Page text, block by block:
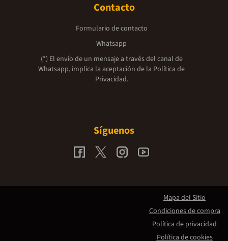
Contacto
Formulario de contacto
Whatsapp
(*) El envío de un mensaje a través del canal de
Whatsapp, implica la aceptación de la Política de
Privacidad.
Síguenos
Mapa del Sitio
Condiciones de compra
Política de privacidad
Política de cookies